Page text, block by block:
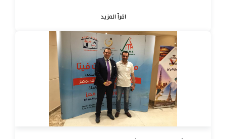
اقرأ المزيد